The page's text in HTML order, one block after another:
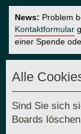
News: Problem
Kontaktformular
einer Spende
Alle
Sind Sie sich
Boards